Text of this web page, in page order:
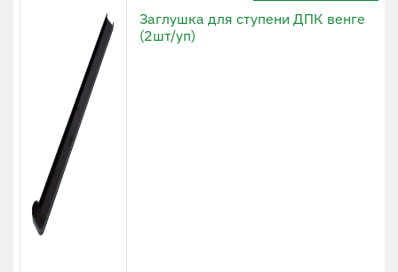
Заглушка для ступени ДПК венге
(2шт/уп)